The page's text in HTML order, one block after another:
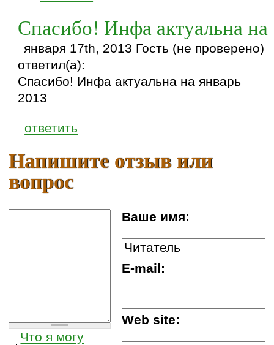
Спасибо! Инфа актуальна на
января 17th, 2013 Гость (не проверено)
ответил(а):
Спасибо! Инфа актуальна на январь
2013
ответить
Напишите отзыв или
вопрос
Ваше имя:
E-mail:
Web site:
Что я могу